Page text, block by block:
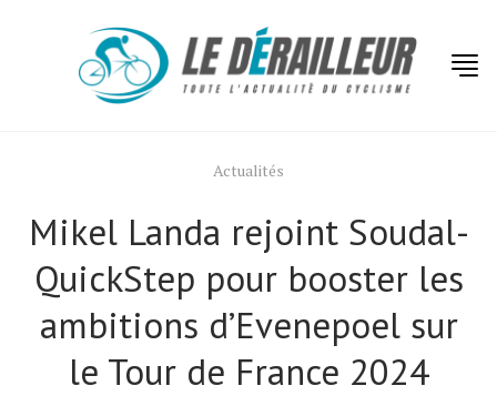
Actualités
Mikel Landa rejoint Soudal-
QuickStep pour booster les
ambitions d’Evenepoel sur
le Tour de France 2024